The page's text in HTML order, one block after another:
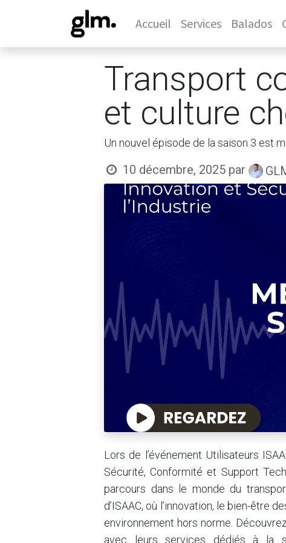
Accueil Services Balados
Transport
et culture
Un nouvel épisode de la saison 3 est
10 décembre, 2025 par
Lors de l’événement Utilisateurs
Sécurité, Conformité et Support
parcours dans le monde du
d’ISAAC, où l’innovation, le bien-être
environnement hors norme.
avec leurs services dédiés à la